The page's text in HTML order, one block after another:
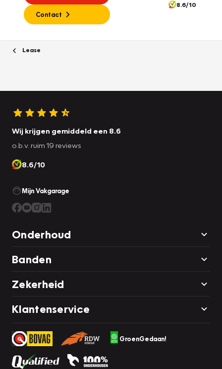
Contact
8.6/10
Lease
Wij krijgen gemiddeld een 8.6
o.b.v. ruim 19 reviews
8.6/10
Mijn Vakgarage
Onderhoud
Banden
Zekerheid
Klantenservice
GroenGedaan!